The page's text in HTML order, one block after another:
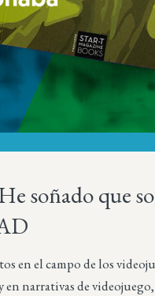
soñado que
en el campo de los
narrativas de